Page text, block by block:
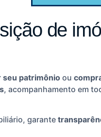
de
seu patrimônio ou
, acompanhamento em
garante